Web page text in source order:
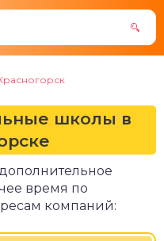
школы в
время по
компаний: